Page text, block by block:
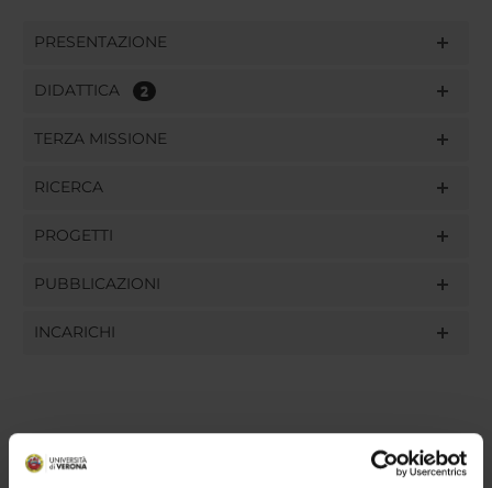
PRESENTAZIONE
DIDATTICA 2
TERZA MISSIONE
RICERCA
PROGETTI
PUBBLICAZIONI
INCARICHI
ORGANIZZAZIONE